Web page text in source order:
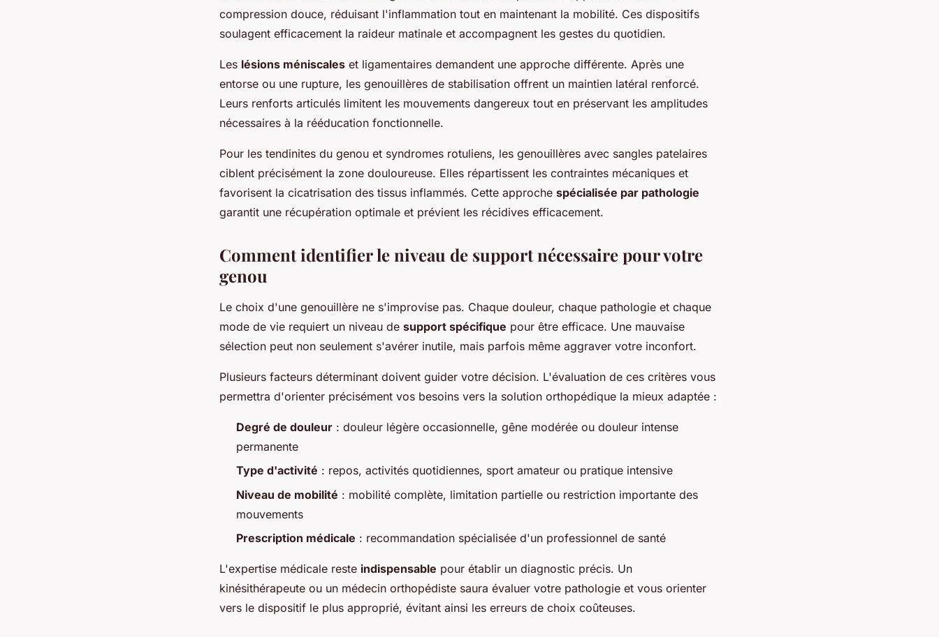
compression douce, réduisant l'inflammation tout en maintenant la mobilité. Ces dispositifs
soulagent efficacement la raideur matinale et accompagnent les gestes du quotidien.
Les lésions méniscales et ligamentaires demandent une approche différente. Après une
entorse ou une rupture, les genouillères de stabilisation offrent un maintien latéral renforcé.
Leurs renforts articulés limitent les mouvements dangereux tout en préservant les amplitudes
nécessaires à la rééducation fonctionnelle.
Pour les tendinites du genou et syndromes rotuliens, les genouillères avec sangles patelaires
ciblent précisément la zone douloureuse. Elles répartissent les contraintes mécaniques et
favorisent la cicatrisation des tissus inflammés. Cette approche spécialisée par pathologie
garantit une récupération optimale et prévient les récidives efficacement.
Comment identifier le niveau de support nécessaire pour votre
genou
Le choix d'une genouillère ne s'improvise pas. Chaque douleur, chaque pathologie et chaque
mode de vie requiert un niveau de support spécifique pour être efficace. Une mauvaise
sélection peut non seulement s'avérer inutile, mais parfois même aggraver votre inconfort.
Plusieurs facteurs déterminant doivent guider votre décision. L'évaluation de ces critères vous
permettra d'orienter précisément vos besoins vers la solution orthopédique la mieux adaptée :
Degré de douleur : douleur légère occasionnelle, gêne modérée ou douleur intense
permanente
Type d'activité : repos, activités quotidiennes, sport amateur ou pratique intensive
Niveau de mobilité : mobilité complète, limitation partielle ou restriction importante des
mouvements
Prescription médicale : recommandation spécialisée d'un professionnel de santé
L'expertise médicale reste indispensable pour établir un diagnostic précis. Un
kinésithérapeute ou un médecin orthopédiste saura évaluer votre pathologie et vous orienter
vers le dispositif le plus approprié, évitant ainsi les erreurs de choix coûteuses.